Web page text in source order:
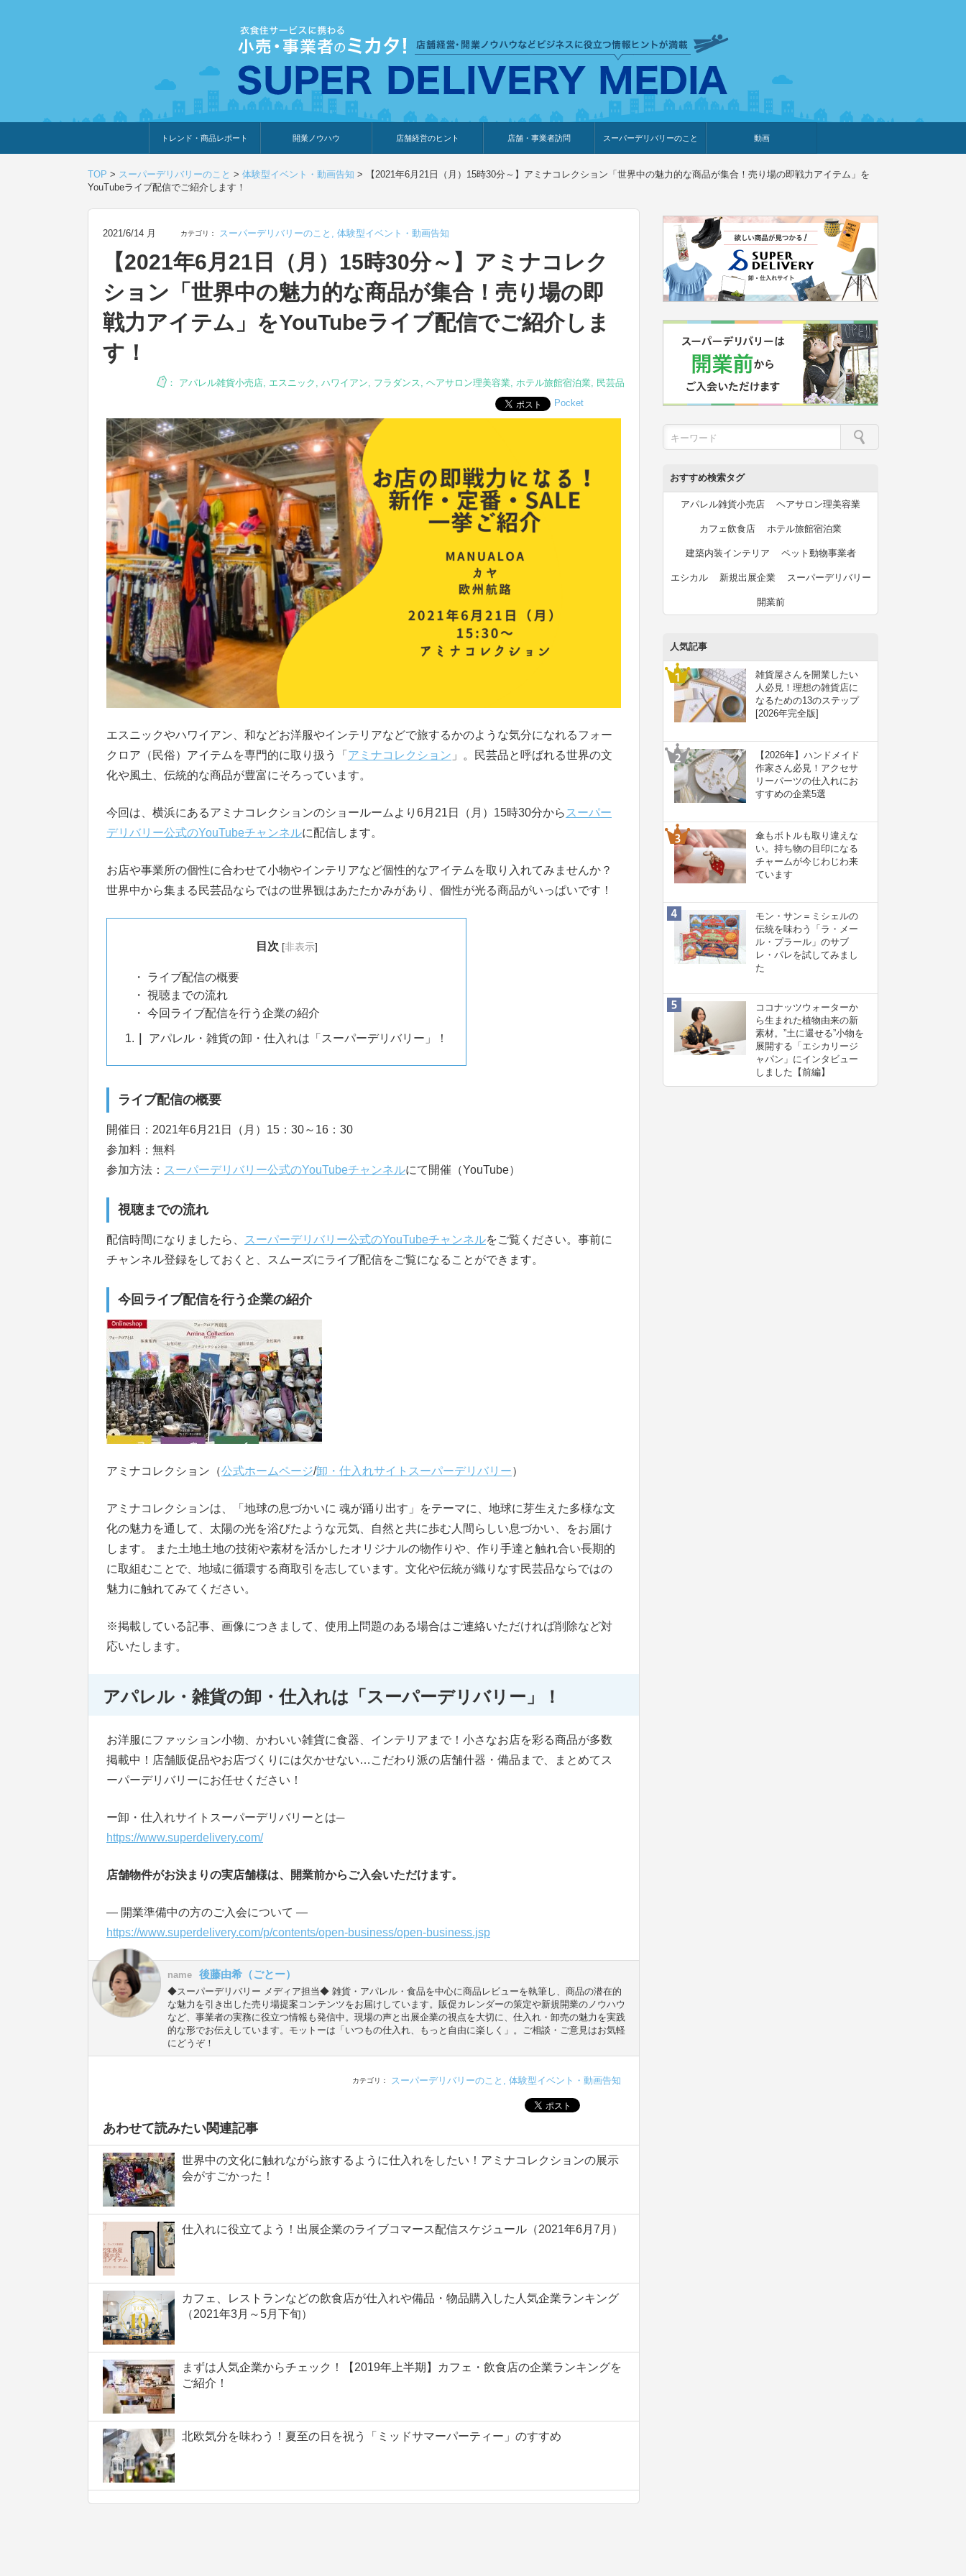
トレンド・商品レポート
トレンド・特集
人気ランキング
出展企業のおすすめ
商品体験・レビュー
暮らしの提案
開業ノウハウ
開業までの道のり
開業知識・情報
店舗経営のヒント
ウェブ集客・販売促進
仕入れ
展示会情報
接客・販売
知識情報
販促カレンダー
集客・販売促進
店舗・事業者訪問
アパレル店
カフェ・飲食店
ペットサロン
メーカー
他の業種
美容サロン
薬局
観光・ホテル旅館宿泊業
雑貨店
食料品店
スーパーデリバリーのこと
SD export
お知らせ
イベント・プレゼント企画
セミナー・調査レポート
体験型イベント・動画告知
外部メディア掲載
新規出展メーカー
動画
ライブコマース
TOP > スーパーデリバリーのこと > 体験型イベント・動画告知 >
【2021年6月21日（月）15時30分～】アミナコレクション「世界中の魅力的な商品が集合！売り場の即戦力アイテム」を
YouTubeライブ配信でご紹介します！
2021/6/14 月 カテゴリ： スーパーデリバリーのこと , 体験型イベント・動画告知
【2021年6月21日（月）15時30分～】アミナコレク
ション「世界中の魅力的な商品が集合！売り場の即
戦力アイテム」をYouTubeライブ配信でご紹介しま
す！
： アパレル雑貨小売店, エスニック , ハワイアン, フラダンス, ヘアサロン理美容業, ホテル旅館宿泊業, 民芸品
Pocket
エスニックやハワイアン、和などお洋服やインテリアなどで旅するかのような気分になれるフォー
クロア（民俗）アイテムを専門的に取り扱う「 アミナコレクション 」。民芸品と呼ばれる世界の文
化や風土、伝統的な商品が豊富にそろっています。
今回は、横浜にあるアミナコレクションのショールームより6月21日（月）15時30分から スーパー
デリバリー公式のYouTubeチャンネルに配信します。
お店や事業所の個性に合わせて小物やインテリアなど個性的なアイテムを取り入れてみませんか？
世界中から集まる民芸品ならではの世界観はあたたかみがあり、個性が光る商品がいっぱいです！
目次 [非表示]
ライブ配信の概要
視聴までの流れ
今回ライブ配信を行う企業の紹介
1. アパレル・雑貨の卸・仕入れは「スーパーデリバリー」！
ライブ配信の概要
開催日：2021年6月21日（月）15：30～16：30
参加料：無料
参加方法： スーパーデリバリー公式のYouTubeチャンネルにて開催（YouTube）
視聴までの流れ
配信時間になりましたら、 スーパーデリバリー公式のYouTubeチャンネルをご覧ください。事前に
チャンネル登録をしておくと、スムーズにライブ配信をご覧になることができます。
今回ライブ配信を行う企業の紹介
アミナコレクション（公式ホームページ/卸・仕入れサイトスーパーデリバリー）
アミナコレクションは、「地球の息づかいに 魂が踊り出す」をテーマに、地球に芽生えた多様な文
化の魅力を通して、太陽の光を浴びたような元気、自然と共に歩む人間らしい息づかい、をお届け
します。 また土地土地の技術や素材を活かしたオリジナルの物作りや、作り手達と触れ合い長期的
に取組むことで、地域に循環する商取引を志しています。文化や伝統が織りなす民芸品ならではの
魅力に触れてみてください。
※掲載している記事、画像につきまして、使用上問題のある場合はご連絡いただければ削除など対
応いたします。
アパレル・雑貨の卸・仕入れは「スーパーデリバリー」！
お洋服にファッション小物、かわいい雑貨に食器、インテリアまで！小さなお店を彩る商品が多数
掲載中！店舗販促品やお店づくりには欠かせない…こだわり派の店舗什器・備品まで、まとめてス
ーパーデリバリーにお任せください！
ー卸・仕入れサイトスーパーデリバリーとは─
https://www.superdelivery.com/
店舗物件がお決まりの実店舗様は、開業前からご入会いただけます。
― 開業準備中の方のご入会について ―
https://www.superdelivery.com/p/contents/open-business/open-business.jsp
name 後藤由希（ごとー）
◆スーパーデリバリー メディア担当◆ 雑貨・アパレル・食品を中心に商品レビューを執筆し、商品の潜在的
な魅力を引き出した売り場提案コンテンツをお届けしています。販促カレンダーの策定や新規開業のノウハウ
など、事業者の実務に役立つ情報も発信中。現場の声と出展企業の視点を大切に、仕入れ・卸売の魅力を実践
的な形でお伝えしています。モットーは「いつもの仕入れ、もっと自由に楽しく」。ご相談・ご意見はお気軽
にどうぞ！
カテゴリ： スーパーデリバリーのこと 体験型イベント・動画告知
あわせて読みたい関連記事
世界中の文化に触れながら旅するように仕入れをしたい！アミナコレクションの展示
会がすごかった！
仕入れに役立てよう！出展企業のライブコマース配信スケジュール（2021年6月7月）
カフェ、レストランなどの飲食店が仕入れや備品・物品購入した人気企業ランキング
（2021年3月～5月下旬）
まずは人気企業からチェック！【2019年上半期】カフェ・飲食店の企業ランキングを
ご紹介！
北欧気分を味わう！夏至の日を祝う「ミッドサマーパーティー」のすすめ
おすすめ検索タグ
アパレル雑貨小売店 ヘアサロン理美容業
カフェ飲食店 ホテル旅館宿泊業
建築内装インテリア ペット動物事業者
エシカル 新規出展企業 スーパーデリバリー
開業前
人気記事
雑貨屋さんを開業したい
人必見！理想の雑貨店に
なるための13のステップ
[2026年完全版]
【2026年】ハンドメイド
作家さん必見！アクセサ
リーパーツの仕入れにお
すすめの企業5選
傘もボトルも取り違えな
い。持ち物の目印になる
チャームが今じわじわ来
ています
モン・サン＝ミシェルの
伝統を味わう「ラ・メー
ル・プラール」のサブ
レ・パレを試してみまし
た
ココナッツウォーターか
ら生まれた植物由来の新
素材。”⼟に還せる”小物を
展開する「エシカリージ
ャパン」にインタビュー
しました【前編】